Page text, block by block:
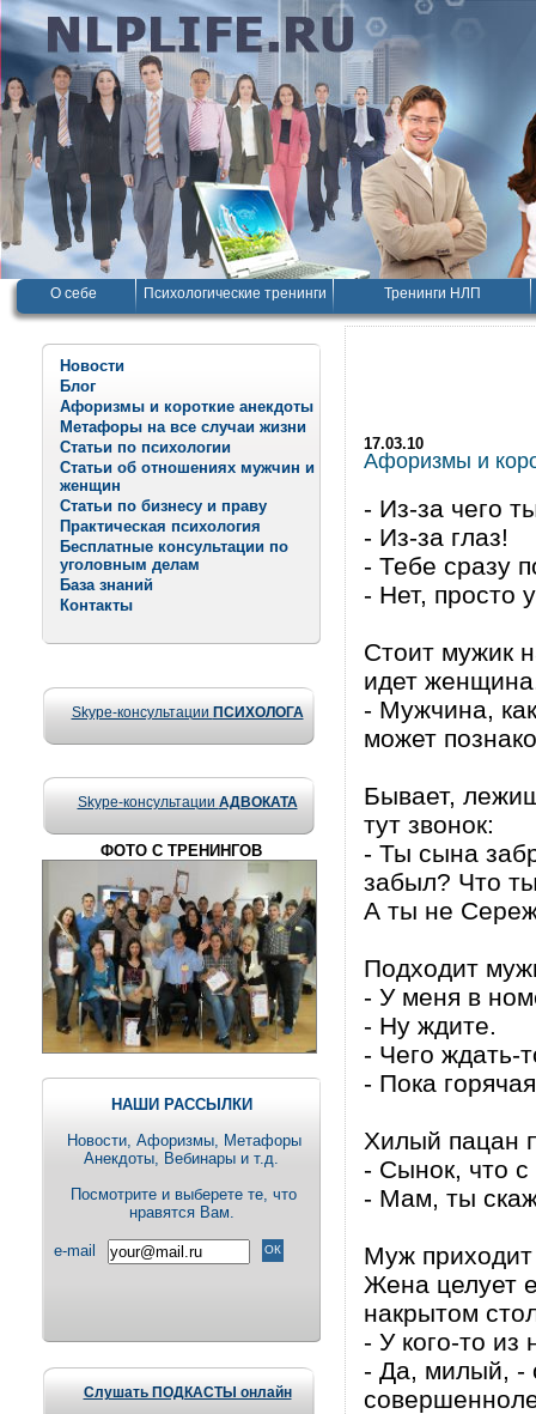
О себе Психологические тренинги Тренинги НЛП
Новости
Блог
Афоризмы и короткие анекдоты
Метафоры на все случаи жизни
Статьи по психологии
Статьи об отношениях мужчин и
женщин
Статьи по бизнесу и праву
Практическая психология
Бесплатные консультации по
уголовным делам
База знаний
Контакты
Skype-консультации ПСИХОЛОГА
Skype-консультации АДВОКАТА
ФОТО С ТРЕНИНГОВ
НАШИ РАССЫЛКИ
Новости, Aфоризмы, Метафоры
Анекдоты, Вебинары и т.д.
Посмотрите и выберете те, что
нравятся Вам.
e-mail
Слушать ПОДКАСТЫ онлайн
17.03.10
Афоризмы и
- Из-за чего
- Из-за глаз!
- Тебе сразу
- Нет, просто
Стоит мужик
идет
- Мужчина,
может
Бывает,
тут звонок:
- Ты сына
забыл? Что
А ты не
Подходит
- У меня в
- Ну ждите.
- Чего ждать-
- Пока
Хилый пацан
- Сынок, что с
- Мам, ты
Муж
Жена целует
накрытом
- У кого-то
- Да, милый, -